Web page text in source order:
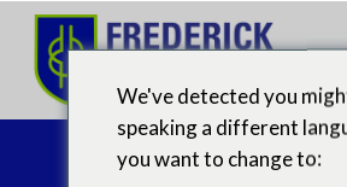
幼儿园至五年
We've detected you
speaking a different
you want to change to: